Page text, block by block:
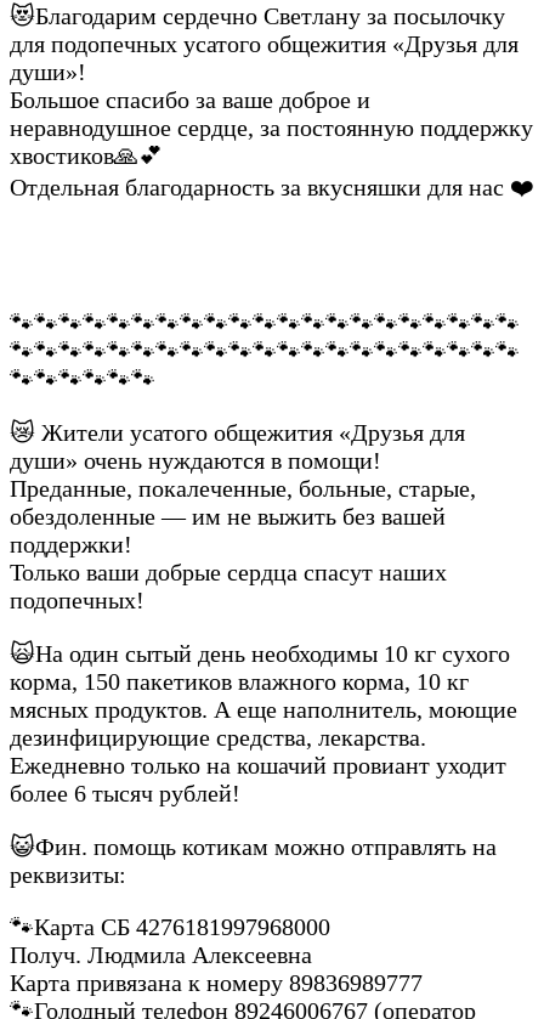
😻Благодарим сердечно Светлану за посылочку
для подопечных усатого общежития «Друзья для
души»!
Большое спасибо за ваше доброе и
неравнодушное сердце, за постоянную поддержку
хвостиков🙏💕
Отдельная благодарность за вкусняшки для нас ❤️
🐾🐾🐾🐾🐾🐾🐾🐾🐾🐾🐾🐾🐾🐾🐾🐾🐾🐾🐾🐾🐾
🐾🐾🐾🐾🐾🐾🐾🐾🐾🐾🐾🐾🐾🐾🐾🐾🐾🐾🐾🐾🐾
🐾🐾🐾🐾🐾🐾
😿 Жители усатого общежития «Друзья для
души» очень нуждаются в помощи!
Преданные, покалеченные, больные, старые,
обездоленные — им не выжить без вашей
поддержки!
Только ваши добрые сердца спасут наших
подопечных!
🙀На один сытый день необходимы 10 кг сухого
корма, 150 пакетиков влажного корма, 10 кг
мясных продуктов. А еще наполнитель, моющие
дезинфицирующие средства, лекарства.
Ежедневно только на кошачий провиант уходит
более 6 тысяч рублей!
😺Фин. помощь котикам можно отправлять на
реквизиты:
🐾Карта СБ 4276181997968000
Получ. Людмила Алексеевна
Карта привязана к номеру 89836989777
🐾Голодный телефон 89246006767 (оператор